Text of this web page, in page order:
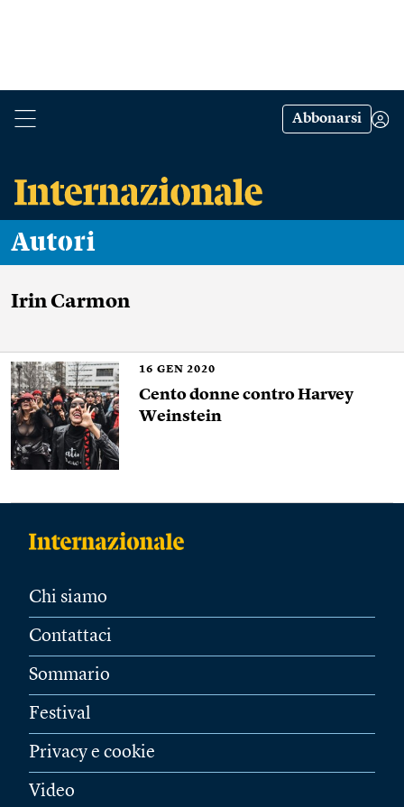
Abbonarsi
Autori
Irin Carmon
16 GEN 2020
Cento donne contro Harvey
Weinstein
Chi siamo
Contattaci
Sommario
Festival
Privacy e cookie
Video